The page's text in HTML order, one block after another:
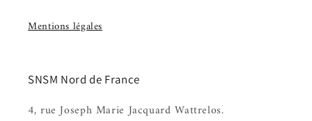
Mentions légales
SNSM Nord de France
4, rue Joseph Marie Jacquard Wattrelos.